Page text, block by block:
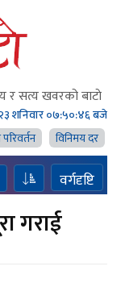
र सत्य खवरको बाटाे
शनिवार०७:५०:४७ बजे
परिवर्तन विनिमय दर
वर्गदृष्टि
गराई